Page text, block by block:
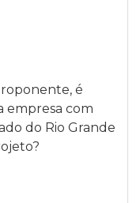
é
empresa com
do Rio Grande